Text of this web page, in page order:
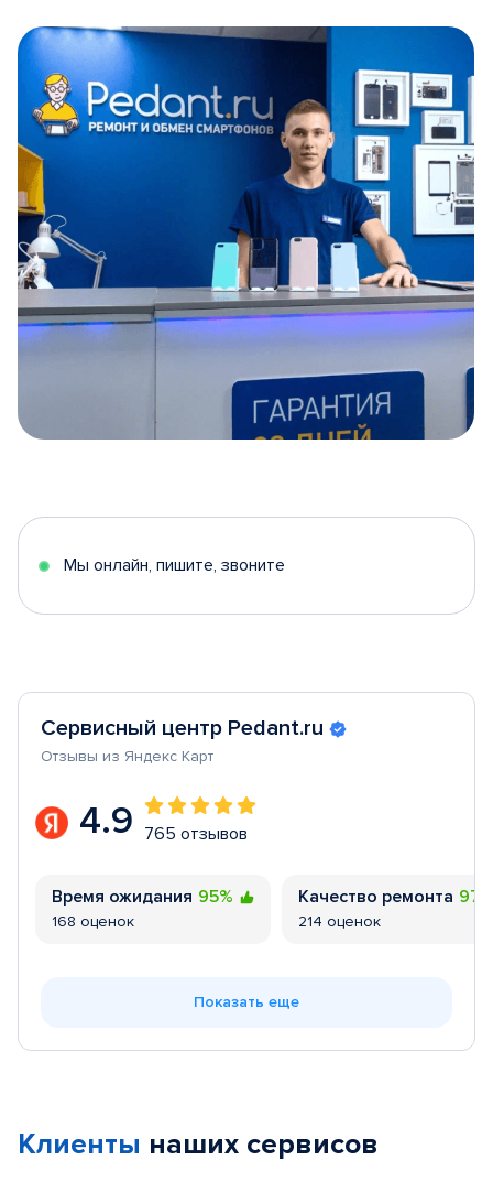
5
Мы онлайн, пишите, звоните
Сервисный центр Pedant.ru
Отзывы из Яндекс Карт
4.9 765 отзывов
Время ожидания 95%
168 оценок
Качество ремонта
214 оценок
Показать еще
Клиенты наших сервисов